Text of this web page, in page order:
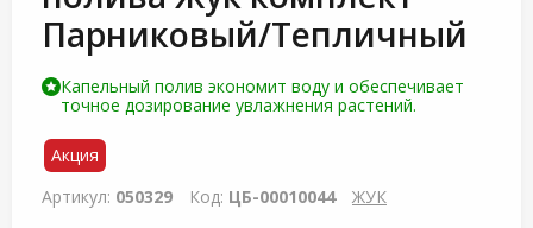
Парниковый/Тепличный
Капельный полив экономит воду и обеспечивает
точное дозирование увлажнения растений.
Акция
Артикул: 050329 Код: ЦБ-00010044 ЖУК